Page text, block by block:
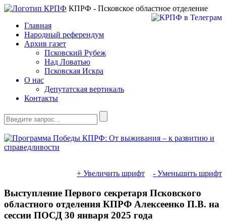
КПРФ - Псковское областное отделение
Главная
Народный референдум
Архив газет
Псковский Рубеж
Над Ловатью
Псковская Искра
О нас
Депутатская вертикаль
Контакты
+ Увеличить шрифт - Уменьшить шрифт
Выступление Первого секретаря Псковского
областного отделения КПРФ Алексеенко П.В. на
сессии ПОСД 30 января 2025 года